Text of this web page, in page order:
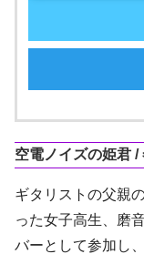
空電ノイズの姫君 /
ギタリストの父親
った女子高生、磨
バーとして参加し